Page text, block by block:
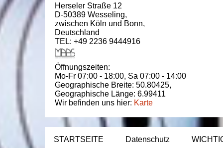
Herseler Straße 12
D-50389 Wesseling,
zwischen Köln und Bonn,
Deutschland
TEL: +49 2236 9444916
Öffnungszeiten:
Mo-Fr 07:00 - 18:00, Sa 07:00 - 14:00
Geographische Breite: 50.80425,
Geographische Länge: 6.99411
Wir befinden uns hier: Karte
STARTSEITE Datenschutz